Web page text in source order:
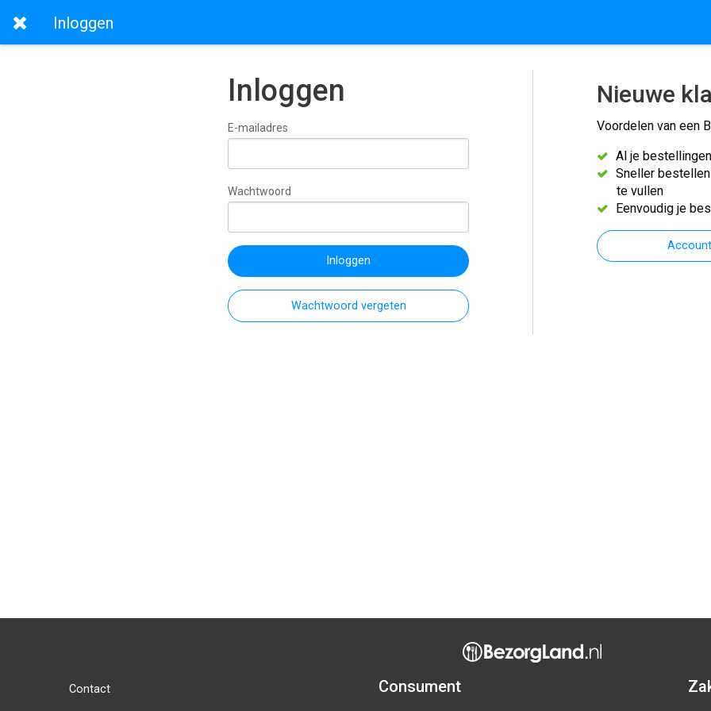
Inloggen
Inloggen
E-mailadres
Wachtwoord
Inloggen
Wachtwoord vergeten
Nieuwe
Voordelen van een
Al je
Sneller
te vullen
Eenvoudig je
Contact Consument